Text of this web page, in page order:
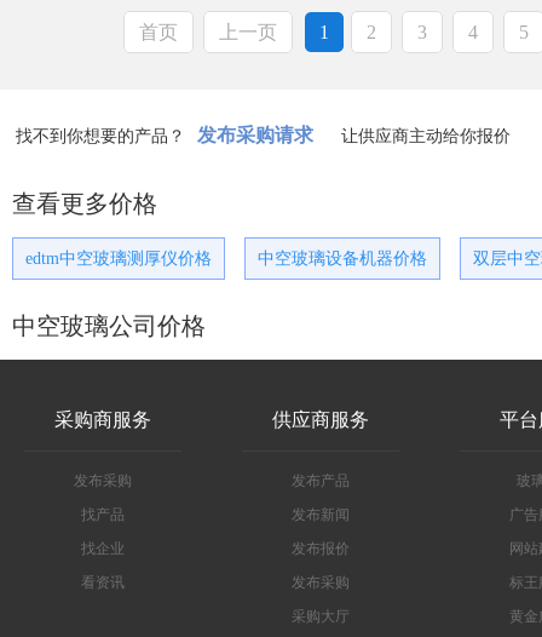
首页 上一页 1 2 3 4 5
找不到你想要的产品？ 发布采购请求 让供应商主动给你报价
查看更多价格
edtm中空玻璃测厚仪价格 中空玻璃设备机器价格 双层中
中空玻璃公司价格
采购商服务
发布采购
找产品
找企业
看资讯
供应商服务
发布产品
发布新闻
发布报价
发布采购
采购大厅
平
玻
广告
网
标王
黄金